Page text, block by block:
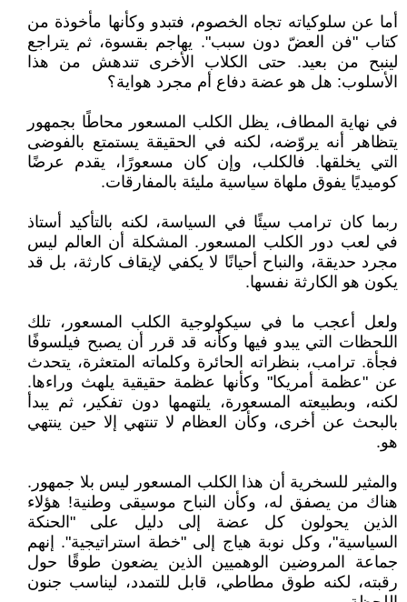
أما عن سلوكياته تجاه الخصوم، فتبدو وكأنها مأخوذة من
كتاب "فن العضّ دون سبب". يهاجم بقسوة، ثم يتراجع
لينبح من بعيد. حتى الكلاب الأخرى تندهش من هذا
الأسلوب: هل هو عضة دفاع أم مجرد هواية؟
في نهاية المطاف، يظل الكلب المسعور محاطًا بجمهور
يتظاهر أنه يروّضه، لكنه في الحقيقة يستمتع بالفوضى
التي يخلقها. فالكلب، وإن كان مسعورًا، يقدم عرضًا
كوميديًا يفوق ملهاة سياسية مليئة بالمفارقات.
ربما كان ترامب سيئًا في السياسة، لكنه بالتأكيد أستاذ
في لعب دور الكلب المسعور. المشكلة أن العالم ليس
مجرد حديقة، والنباح أحيانًا لا يكفي لإيقاف كارثة، بل قد
يكون هو الكارثة نفسها.
ولعل أعجب ما في سيكولوجية الكلب المسعور، تلك
اللحظات التي يبدو فيها وكأنه قد قرر أن يصبح فيلسوفًا
فجأة. ترامب، بنظراته الحائرة وكلماته المتعثرة، يتحدث
عن "عظمة أمريكا" وكأنها عظمة حقيقية يلهث وراءها.
لكنه، وبطبيعته المسعورة، يلتهمها دون تفكير، ثم يبدأ
بالبحث عن أخرى، وكأن العظام لا تنتهي إلا حين ينتهي
هو.
والمثير للسخرية أن هذا الكلب المسعور ليس بلا جمهور.
هناك من يصفق له، وكأن النباح موسيقى وطنية! هؤلاء
الذين يحولون كل عضة إلى دليل على "الحنكة
السياسية"، وكل نوبة هياج إلى "خطة استراتيجية". إنهم
جماعة المروضين الوهميين الذين يضعون طوقًا حول
رقبته، لكنه طوق مطاطي، قابل للتمدد، ليناسب جنون